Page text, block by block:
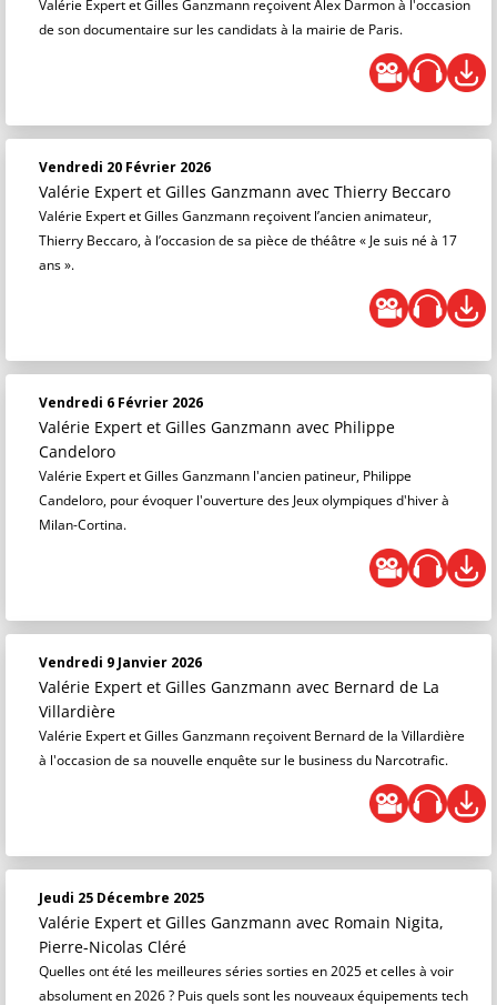
Valérie Expert et Gilles Ganzmann reçoivent Alex Darmon à l'occasion
de son documentaire sur les candidats à la mairie de Paris.
Vendredi 20 Février 2026
Valérie Expert et Gilles Ganzmann avec Thierry Beccaro
Valérie Expert et Gilles Ganzmann reçoivent l’ancien animateur,
Thierry Beccaro, à l’occasion de sa pièce de théâtre « Je suis né à 17
ans ».
Vendredi 6 Février 2026
Valérie Expert et Gilles Ganzmann avec Philippe
Candeloro
Valérie Expert et Gilles Ganzmann l'ancien patineur, Philippe
Candeloro, pour évoquer l'ouverture des Jeux olympiques d'hiver à
Milan-Cortina.
Vendredi 9 Janvier 2026
Valérie Expert et Gilles Ganzmann avec Bernard de La
Villardière
Valérie Expert et Gilles Ganzmann reçoivent Bernard de la Villardière
à l'occasion de sa nouvelle enquête sur le business du Narcotrafic.
Jeudi 25 Décembre 2025
Valérie Expert et Gilles Ganzmann avec Romain Nigita,
Pierre-Nicolas Cléré
Quelles ont été les meilleures séries sorties en 2025 et celles à voir
absolument en 2026 ? Puis quels sont les nouveaux équipements tech